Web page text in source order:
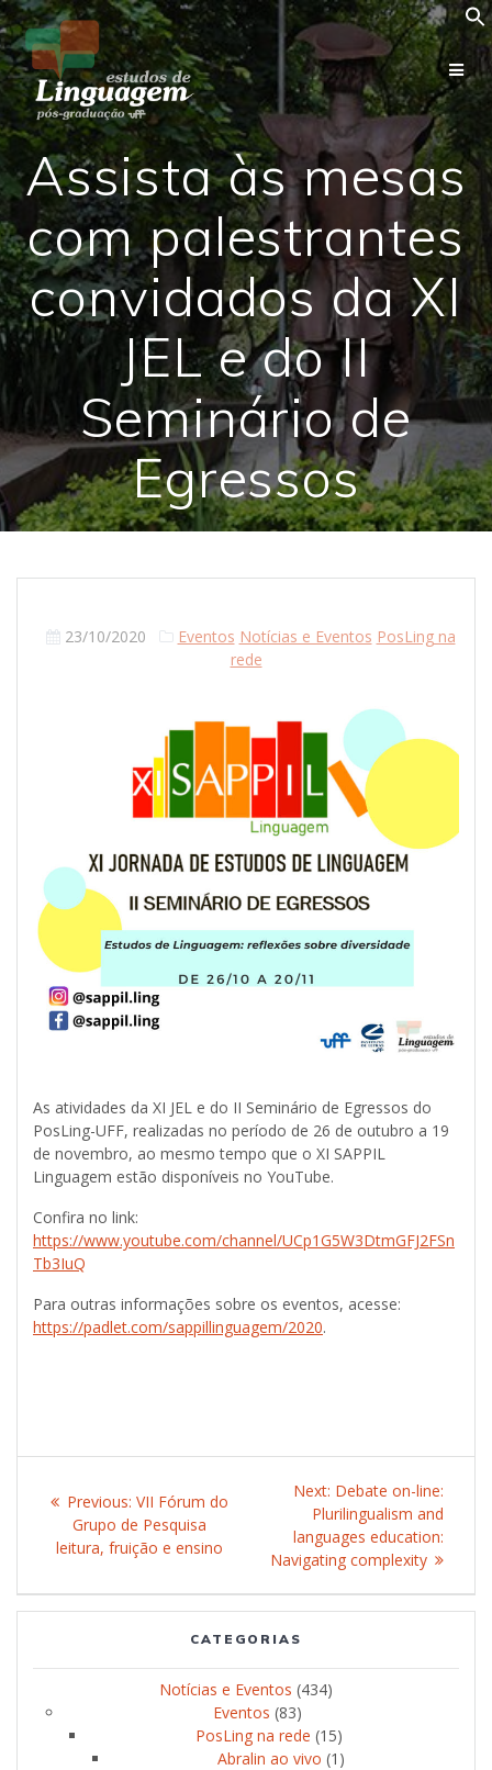
to
content
Assista às mesas
com palestrantes
convidados da XI
JEL e do II
Seminário de
Egressos
23/10/2020 Eventos Notícias e Eventos PosLing na
rede
As atividades da XI JEL e do II Seminário de Egressos do
PosLing-UFF, realizadas no período de 26 de outubro a 19
de novembro, ao mesmo tempo que o XI SAPPIL
Linguagem estão disponíveis no YouTube.
Confira no link:
https://www.youtube.com/channel/UCp1G5W3DtmGFJ2FSn
Tb3IuQ
Para outras informações sobre os eventos, acesse:
https://padlet.com/sappillinguagem/2020.
navigation
Previous: Previous
post:
VII Fórum do
Grupo de Pesquisa
leitura, fruição e ensino
Next: Next
post:
Debate on-line:
Plurilingualism and
languages education:
Navigating complexity
CATEGORIAS
Notícias e Eventos (434)
Eventos (83)
PosLing na rede (15)
Abralin ao vivo (1)